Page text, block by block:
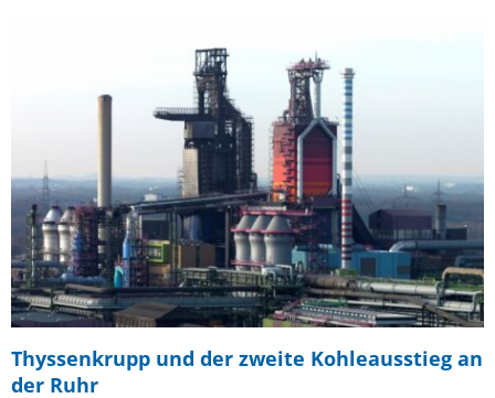
Thyssenkrupp und der zweite Kohleausstieg an
der Ruhr